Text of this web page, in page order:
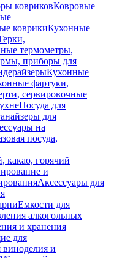
ковриковКовровые
коврикиКухонные
термометры,
приборы для
Кухонные
фартуки,
сервировочные
Посуда для
для
на
посуда,
какао, горячий
и
Аксессуары для
Емкости для
алкогольных
и хранения
для
и